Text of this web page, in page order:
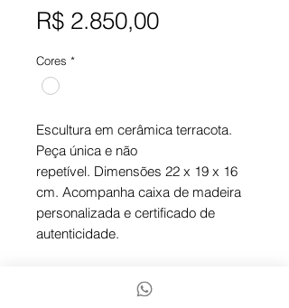
R$ 2.850,00Preço
Cores *
Escultura em cerâmica terracota.
Peça única e não
repetível. Dimensões 22 x 19 x 16
cm. Acompanha caixa de madeira
personalizada e certificado de
autenticidade.